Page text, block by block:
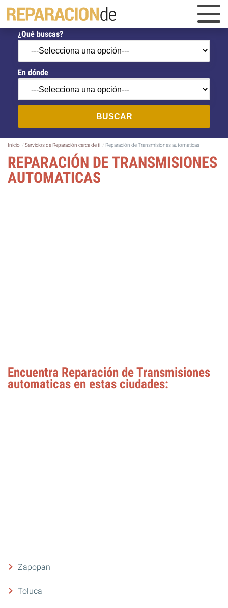
¿Qué buscas?
En dónde
BUSCAR
Inicio Servicios de Reparación cerca de ti Reparación de Transmisiones automaticas
REPARACIÓN DE TRANSMISIONES
AUTOMATICAS
Encuentra Reparación de Transmisiones
automaticas en estas ciudades:
Zapopan
Toluca